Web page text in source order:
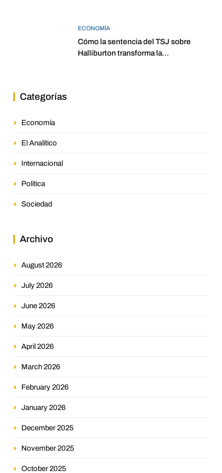
ECONOMÍA
Cómo la sentencia del TSJ sobre
Halliburton transforma la
Categorías
Economía
El Analítico
Internacional
Política
Sociedad
Archivo
August 2026
July 2026
June 2026
May 2026
April 2026
March 2026
February 2026
January 2026
December 2025
November 2025
October 2025